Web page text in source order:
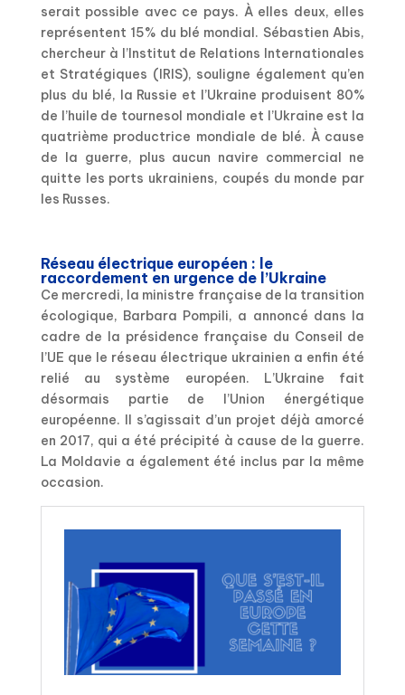
serait possible avec ce pays. À elles deux, elles
représentent 15% du blé mondial. Sébastien Abis,
chercheur à l’Institut de Relations Internationales
et Stratégiques (IRIS), souligne également qu’en
plus du blé, la Russie et l’Ukraine produisent 80%
de l’huile de tournesol mondiale et l’Ukraine est la
quatrième productrice mondiale de blé. À cause
de la guerre, plus aucun navire commercial ne
quitte les ports ukrainiens, coupés du monde par
les Russes.
Réseau électrique européen : le
raccordement en urgence de l’Ukraine
Ce mercredi, la ministre française de la transition
écologique, Barbara Pompili, a annoncé dans la
cadre de la présidence française du Conseil de
l’UE que le réseau électrique ukrainien a enfin été
relié au système européen. L’Ukraine fait
désormais partie de l’Union énergétique
européenne. Il s’agissait d’un projet déjà amorcé
en 2017, qui a été précipité à cause de la guerre.
La Moldavie a également été inclus par la même
occasion.